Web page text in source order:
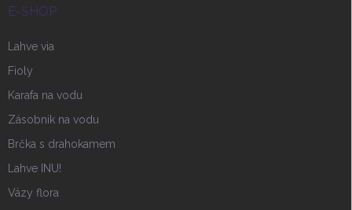
E-SHOP
Lahve via
Fioly
Karafa na vodu
Zásobnik na vodu
Brčka s drahokamem
Lahve INU!
Vázy flora